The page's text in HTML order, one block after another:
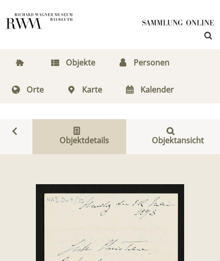
Objekte Personen
Orte Karte Kalender
Objektdetails Objektansicht